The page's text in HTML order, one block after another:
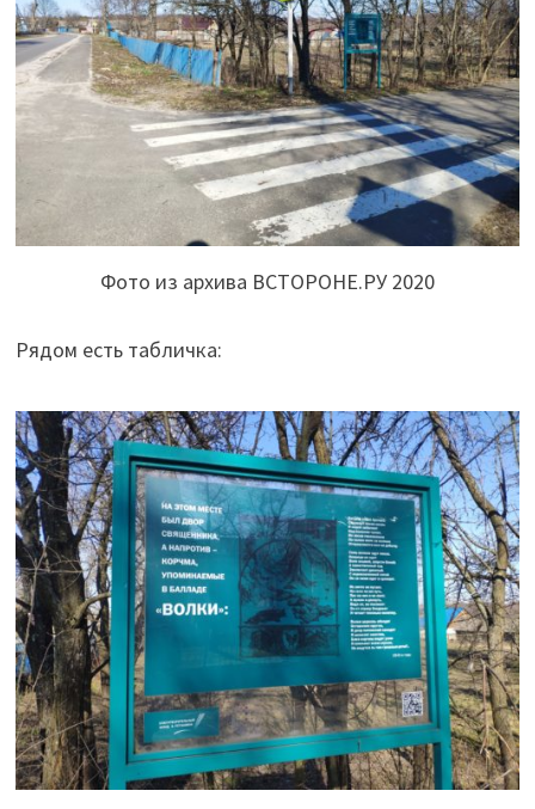
Фото из архива ВСТОРОНЕ.РУ 2020
Рядом есть табличка: